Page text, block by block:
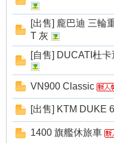
[出售] 龐巴迪 三輪
T 灰
[自售] DUCATI杜
VN900 Classic
[出售] KTM DUKE
1400 旗艦休旅車